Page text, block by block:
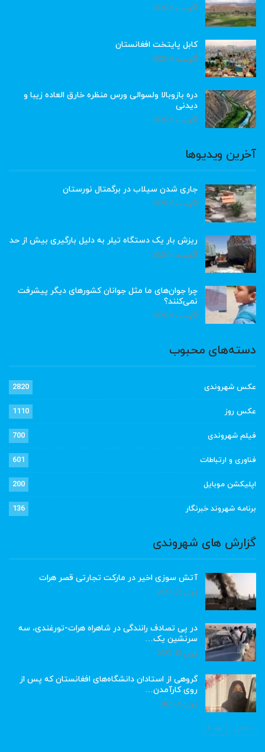
آگوست 6, 2026
کابل پایتخت افغانستان
آگوست 6, 2026
دره بازوبالا ولسوالی ورس منظره خارق العاده زیبا و
دیدنی
آگوست 6, 2026
آخرین ویدیوها
جاری شدن سیلاب در برگمتال نورستان
آگوست 6, 2026
ریزش بار یک دستگاه تیلر به دلیل بارگیری بیش از حد
آگوست 6, 2026
چرا جوان‌های ما مثل جوانان کشورهای دیگر پیشرفت
نمی‌کنند؟
آگوست 6, 2026
دسته‌های محبوب
عکس شهروندی 2820
عکس روز 1110
فیلم شهروندی 700
فناوری و ارتباطات 601
اپلیکشن موبایل 200
برنامه شهروند خبرنگار 136
گزارش های شهروندی
آتش سوزی اخیر در مارکت تجارتی قصر هرات
ژوئن 22, 2023
در پی تصادف رانندگی در شاهراه هرات-تورغندی، سه
سرنشین یک…
ژوئن 15, 2023
گروهی از استادان دانشگاه‌های افغانستان که پس از
روی کارآمدن…
ژوئن 6, 2023
قبلی بعد